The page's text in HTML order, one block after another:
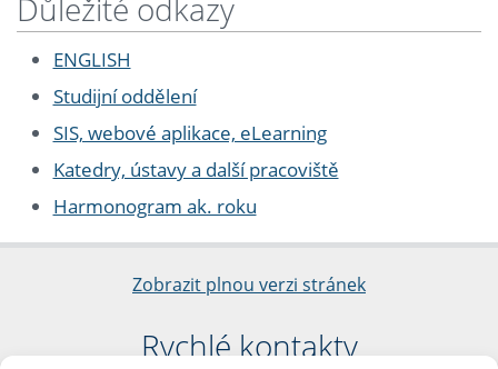
Důležité odkazy
ENGLISH
Studijní oddělení
SIS, webové aplikace, eLearning
Katedry, ústavy a další pracoviště
Harmonogram ak. roku
Zobrazit plnou verzi stránek
Rychlé kontakty